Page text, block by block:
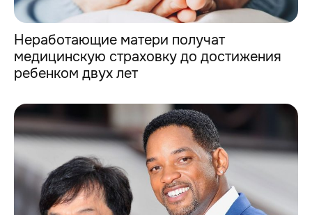
Неработающие матери получат
медицинскую страховку до достижения
ребенком двух лет